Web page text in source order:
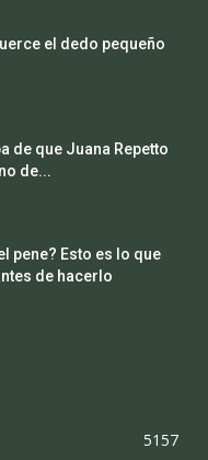
el dedo pequeño
de que Juana Repetto
de...
pene? Esto es lo que
de hacerlo
5157